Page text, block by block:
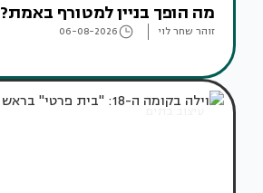
מה הופך בניין למטורף באמת?
זוהר שחר לוי 06-08-2026
עיצוב בתים